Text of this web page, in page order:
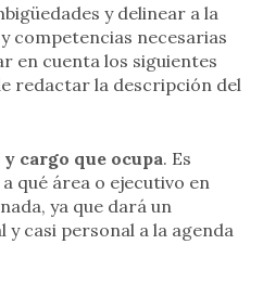
y delinear a la
competencias necesarias
en cuenta los siguientes
redactar la descripción del
cargo que ocupa. Es
qué área o ejecutivo en
ya que dará un
y casi personal a la agenda